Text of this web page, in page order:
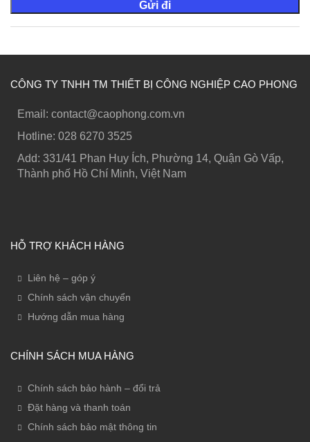
CÔNG TY TNHH TM THIẾT BỊ CÔNG NGHIỆP CAO PHONG
Email: contact@caophong.com.vn
Hotline: ‭028 6270 3525
Add: 331/41 Phan Huy Ích, Phường 14, Quận Gò Vấp,
Thành phố Hồ Chí Minh, Việt Nam
HỖ TRỢ KHÁCH HÀNG
Liên hệ – góp ý
Chính sách vận chuyển
Hướng dẫn mua hàng
CHÍNH SÁCH MUA HÀNG
Chính sách bảo hành – đổi trả
Đặt hàng và thanh toán
Chính sách bảo mật thông tin